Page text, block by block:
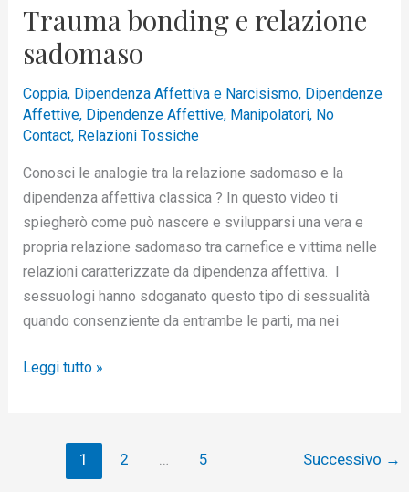
Trauma bonding e relazione
sadomaso
Coppia, Dipendenza Affettiva e Narcisismo, Dipendenze
Affettive, Dipendenze Affettive, Manipolatori, No
Contact, Relazioni Tossiche
Conosci le analogie tra la relazione sadomaso e la
dipendenza affettiva classica ? In questo video ti
spiegherò come può nascere e svilupparsi una vera e
propria relazione sadomaso tra carnefice e vittima nelle
relazioni caratterizzate da dipendenza affettiva. I
sessuologi hanno sdoganato questo tipo di sessualità
quando consenziente da entrambe le parti, ma nei
Leggi tutto »
1 2 … 5 Successivo →